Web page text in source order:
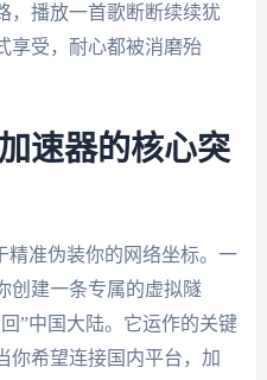
，播放一首歌断断续续犹
享受，耐心都被消磨殆
速器的核心突
精准伪装你的网络坐标。一
创建一条专属的虚拟隧
”中国大陆。它运作的关键
你希望连接国内平台，加